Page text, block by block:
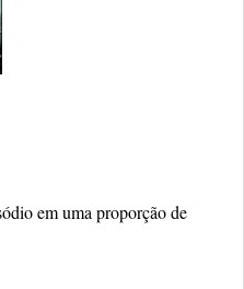
em uma proporção de